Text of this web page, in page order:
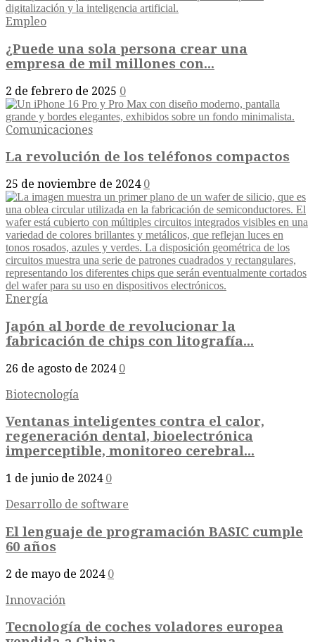
Empleo
¿Puede una sola persona crear una
empresa de mil millones con...
2 de febrero de 2025 0
Comunicaciones
La revolución de los teléfonos compactos
25 de noviembre de 2024 0
Energía
Japón al borde de revolucionar la
fabricación de chips con litografía...
26 de agosto de 2024 0
Biotecnología
Ventanas inteligentes contra el calor,
regeneración dental, bioelectrónica
imperceptible, monitoreo cerebral...
1 de junio de 2024 0
Desarrollo de software
El lenguaje de programación BASIC cumple
60 años
2 de mayo de 2024 0
Innovación
Tecnología de coches voladores europea